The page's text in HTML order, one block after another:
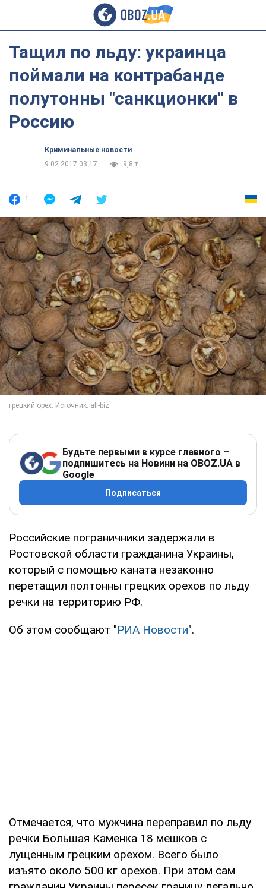
Тащил по льду: украинца
поймали на контрабанде
полутонны "санкционки" в
Россию
Криминальные новости
9.02.2017 03:17
9,8 т.
1
Будьте первыми в курсе главного –
подпишитесь на Новини на OBOZ.UA в
Google
Подписаться
Российские пограничники задержали в
Ростовской области гражданина Украины,
который с помощью каната незаконно
перетащил полтонны грецких орехов по льду
речки на территорию РФ.
Об этом сообщают "РИА Новости".
Отмечается, что мужчина переправил по льду
речки Большая Каменка 18 мешков с
лущенным грецким орехом. Всего было
изъято около 500 кг орехов. При этом сам